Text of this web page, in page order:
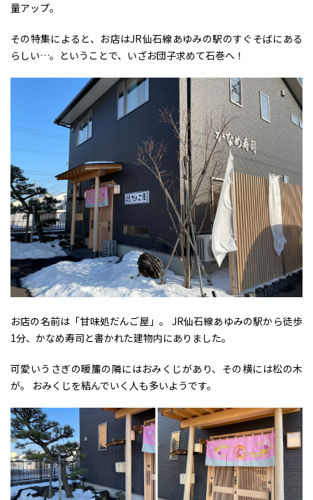
量アップ。
その特集によると、お店はJR仙石線あゆみの駅のすぐそばにある
らしい…。ということで、いざお団子求めて石巻へ！
お店の名前は「甘味処だんご屋」。 JR仙石線あゆみの駅から徒歩
1分、かなめ寿司と書かれた建物内にありました。
可愛いうさぎの暖簾の隣にはおみくじがあり、その横には松の木
が。 おみくじを結んでいく人も多いようです。